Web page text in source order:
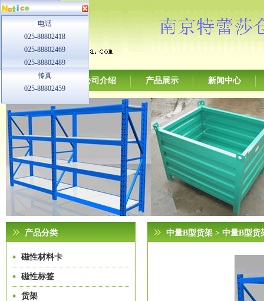
网站首页 公司介绍 产品展示 新闻中心
产品分类
磁性材料卡
磁性标签
货架
中量B型货架 > 中量B型货
电话
025-88802418
025-88802469
025-88802489
传真
025-88802459